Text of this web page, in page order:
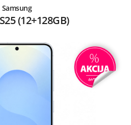
Samsung
(12+128GB)